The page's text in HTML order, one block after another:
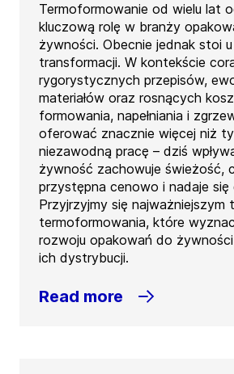
Termoformowanie od wielu lat
kluczową rolę w branży
żywności. Obecnie jednak stoi
transformacji. W kontekście
rygorystycznych przepisów,
materiałów oraz rosnących
formowania, napełniania i
oferować znacznie więcej niż
niezawodną pracę – dziś
żywność zachowuje świeżość,
przystępna cenowo i nadaje się
Przyjrzyjmy się najważniejszym
termoformowania, które
rozwoju opakowań do
ich dystrybucji.
Read more